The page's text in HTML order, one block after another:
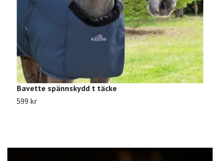
Bavette spännskydd t täcke
599 kr